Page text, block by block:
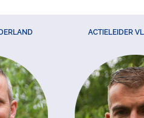
ACTIELEIDER